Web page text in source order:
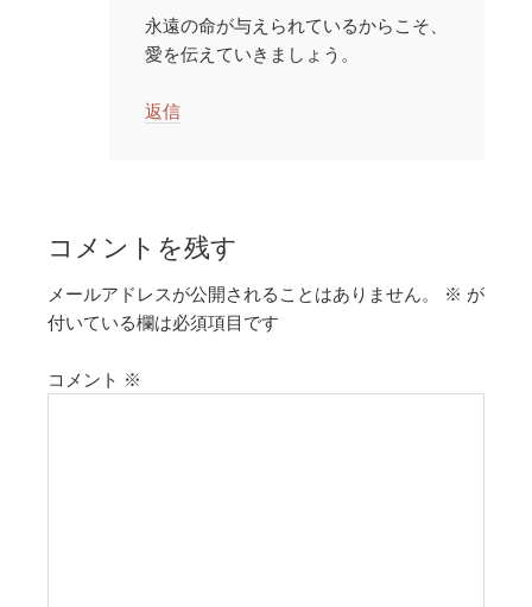
永遠の命が与えられているからこそ、
愛を伝えていきましょう。
返信
コメントを残す
メールアドレスが公開されることはありません。 ※ が
付いている欄は必須項目です
コメント ※